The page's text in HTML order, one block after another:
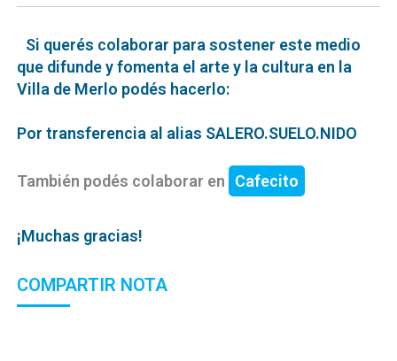
Si querés colaborar para sostener este medio
que difunde y fomenta el arte y la cultura en la
Villa de Merlo podés hacerlo:
Por transferencia al alias SALERO.SUELO.NIDO
También podés colaborar en Cafecito
¡Muchas gracias!
COMPARTIR NOTA